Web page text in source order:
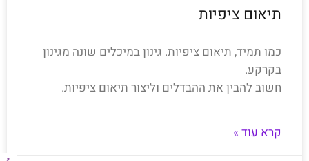
תיאום ציפיות
כמו תמיד, תיאום ציפיות. גינון במיכלים שונה מגינון
בקרקע.
חשוב להבין את ההבדלים וליצור תיאום ציפיות.
קרא עוד »